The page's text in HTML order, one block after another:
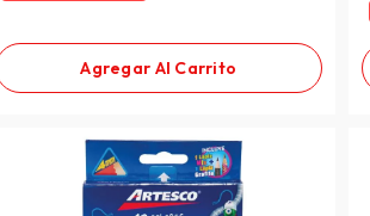
Agregar Al Carrito